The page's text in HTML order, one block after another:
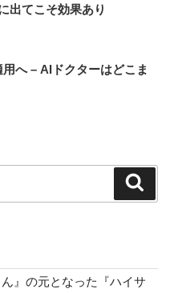
出てこそ効果あり
へ – AIドクターはどこま
ん』の元となった『ハイサ